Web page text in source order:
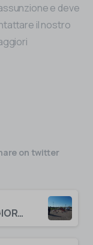
e deve
il nostro
on twitter
23 SETTEMBRE 2026 – AGGIORNAMENTO Corso per addetto antincendio in aziende di LIVELLO 2 (ex medio rischio)